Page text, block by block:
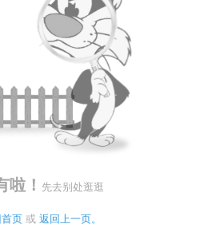
啦！ 先去别处逛逛
页 或 返回上一页。